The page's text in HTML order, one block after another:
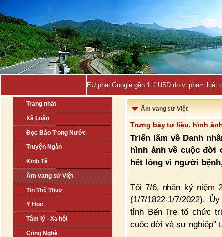
EU phạt Google gần 1 tỉ USD do vi phạm luật
Trang nhất
Xã Luận
Đọc Báo Trong Nước
Truyện Ngắn
Kinh Tế
Âm vang sử Việt
Tin Thể Thao
Y Học
Tâm lý - Xã hội
Công Nghệ
Âm vang sử Việt
Trưng bày tư liệu, hình
Triển lãm về Danh
hình ảnh về cuộc đời
hết lòng vì người
Tối 7/6, nhân kỷ niệm
(1/7/1822-1/7/2022),
tỉnh Bến Tre tổ chức
cuộc đời và sự nghiệp”